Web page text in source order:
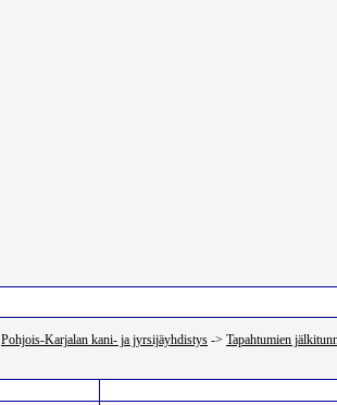
Pohjois-Karjalan kani- ja jyrsijäyhdistys -> Tapahtumien